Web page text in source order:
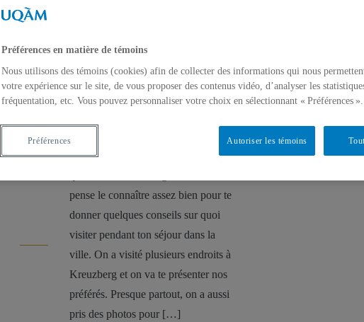
Histoire , Kreuzberg , Photographie ,
Tourisme , urbanisme
août
21, 2019
Vier Füsse in Kreuzberg
Après avoir vécu deux mois dans le
pense le connaître assez bien pour te
donner quelques conseils sur quoi
visiter pendant ton séjour dans la
ville. On a visité plusieurs endroits à
Kreuzberg et on va te présenter nos
préférés. Presque partout, on a aussi
pris des photos pour […]
Préférences en matière de témoins
Nous utilisons des témoins (cookies) afin de collecter des informations qui nous
votre expérience sur le site, de vous proposer des contenus vidéo, d’analyser les
fréquentation, etc. Vous pouvez personnaliser votre choix en sélectionnant « Préférences ».
Autoriser les témoins
Préférences